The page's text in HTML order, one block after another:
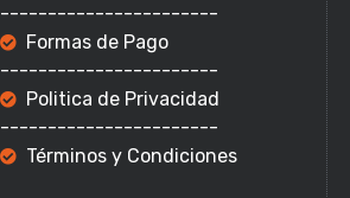
-----------------------
Formas de Pago
-----------------------
Politica de Privacidad
-----------------------
Términos y Condiciones